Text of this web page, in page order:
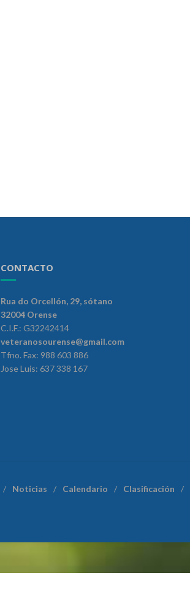
CONTACTO
Rua do Orcellón, 29, sótano
32004 Orense
C.I.F.: G32242414
veteranosourense@gmail.com
Tfno. Fax: 988 603 886
Jose Luis: 637 338 167
Noticias Calendario Clasificación